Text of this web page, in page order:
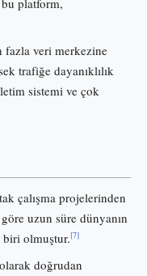
platform,
fazla veri merkezine
trafiğe dayanıklılık
sistemi ve çok
çalışma projelerinden
uzun süre dünyanın
olmuştur.[7]
doğrudan